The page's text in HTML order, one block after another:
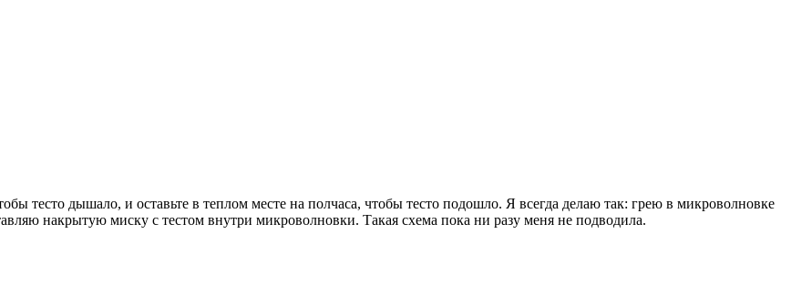
тесто дышало, и оставьте в теплом месте на полчаса, чтобы тесто подошло. Я всегда делаю так: грею в микроволновке
накрытую миску с тестом внутри микроволновки. Такая схема пока ни разу меня не подводила.